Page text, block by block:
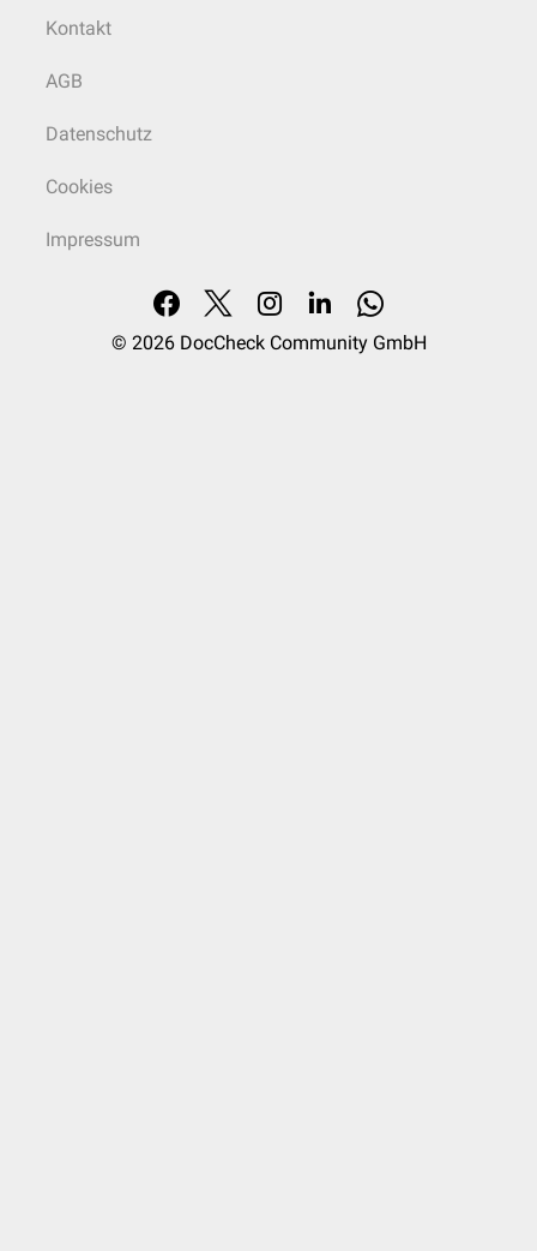
Kontakt
AGB
Datenschutz
Cookies
Impressum
© 2026 DocCheck Community GmbH